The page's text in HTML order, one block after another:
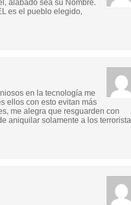
alabado sea su Nombre.
es el pueblo elegido,
en la tecnología me
ellos con esto evitan más
me alegra que resguarden con
aniquilar solamente a los terrorista